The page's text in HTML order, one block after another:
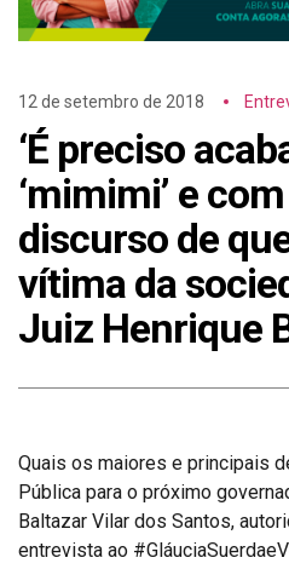
12 de setembro de 2018
‘É preciso
‘mimimi’ e
discurso de
vítima da
Juiz Henrique
Quais os maiores e principais
Pública para o próximo
Baltazar Vilar dos Santos,
entrevista ao